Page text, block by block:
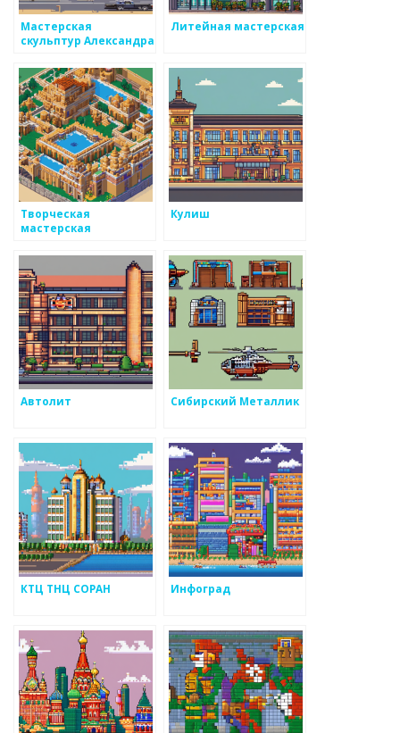
Мастерская
скульптур Александра
Литейная мастерская
Творческая
мастерская
Кулиш
Автолит Сибирский Металлик
КТЦ ТНЦ СОРАН Инфоград